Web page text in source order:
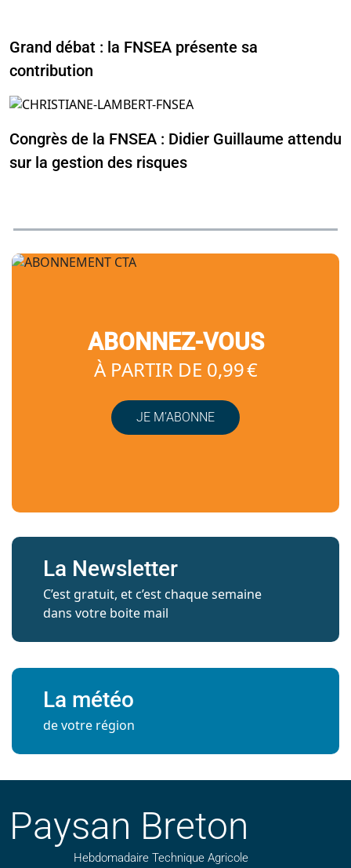
Grand débat : la FNSEA présente sa
contribution
Congrès de la FNSEA : Didier Guillaume attendu
sur la gestion des risques
ABONNEZ-VOUS
À PARTIR DE 0,99 €
JE M’ABONNE
La Newsletter
C’est gratuit, et c’est chaque semaine
dans votre boite mail
La météo
de votre région
Paysan Breton
Hebdomadaire Technique Agricole